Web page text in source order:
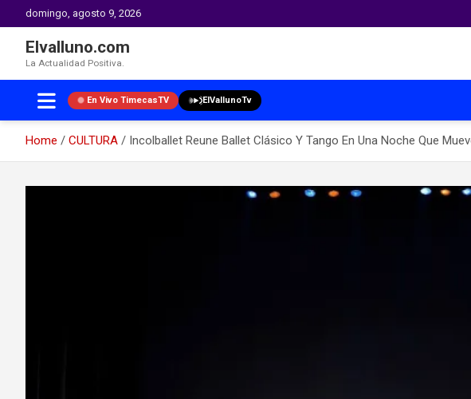
domingo, agosto 9, 2026
Elvalluno.com
La Actualidad Positiva.
En Vivo TimecasTV ElVallunoTv
Home CULTURA
Incolballet Reune Ballet Clásico Y Tango En Una Noche Que